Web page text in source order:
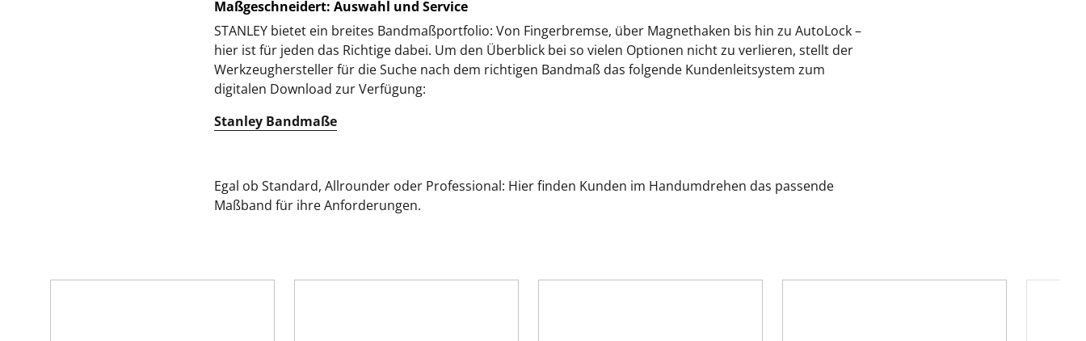
Maßgeschneidert: Auswahl und Service
STANLEY bietet ein breites Bandmaßportfolio: Von Fingerbremse, über Magnethaken bis hin zu AutoLock –
hier ist für jeden das Richtige dabei. Um den Überblick bei so vielen Optionen nicht zu verlieren, stellt der
Werkzeughersteller für die Suche nach dem richtigen Bandmaß das folgende Kundenleitsystem zum
digitalen Download zur Verfügung:
Stanley Bandmaße
Egal ob Standard, Allrounder oder Professional: Hier finden Kunden im Handumdrehen das passende
Maßband für ihre Anforderungen.